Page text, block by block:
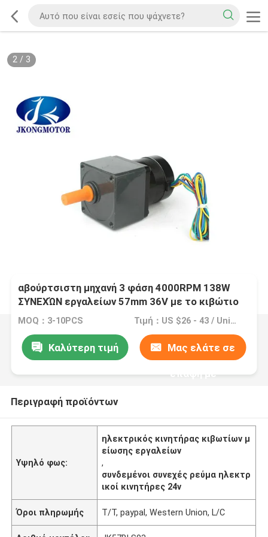
2/ 3
αβούρτσιστη μηχανή 3 φάση 4000RPM 138W
ΣΥΝΕΧΏΝ εργαλείων 57mm 36V με το κιβώτιο
ταχυτήτων
MOQ：3-10PCS Τιμή：US $26 - 43 / Units | 1 Unit/Units (Min. Order)
Καλύτερη τιμή Μας ελάτε σε
επαφή με
Περιγραφή προϊόντων
Υψηλό φως:
ηλεκτρικός κινητήρας κιβωτίων μ
είωσης εργαλείων
,
συνδεμένοι συνεχές ρεύμα ηλεκτρ
ικοί κινητήρες 24v
Όροι πληρωμής T/T, paypal, Western Union, L/C